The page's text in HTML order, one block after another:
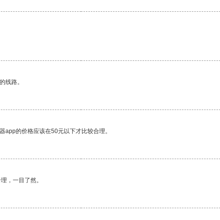
线路。
app的价格应该在50元以下才比较合理。
，一目了然。